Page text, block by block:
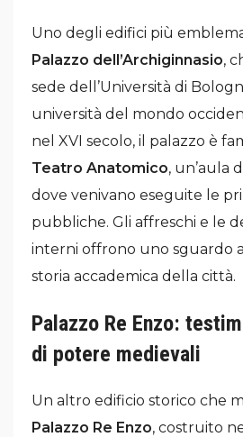
Uno degli edifici più
Palazzo dell’Archiginnasio,
sede dell’Università di
università del mondo
nel XVI secolo, il palazzo è
Teatro Anatomico, un’aula
dove venivano eseguite le
pubbliche. Gli affreschi e le
interni offrono uno sguardo
storia accademica della città.
Palazzo Re Enzo:
di potere medievali
Un altro edificio storico che
Palazzo Re Enzo, costruito